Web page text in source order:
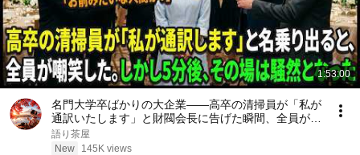
1:53:00
名門大学卒ばかりの大企業――高卒の清掃員が「私が
通訳いたします」と財閥会長に告げた瞬間、全員が嘲
笑した。しかし5分後、その場は静まり返った。#動
エピソード#老後の物語 #家族の物語
語り茶屋
New
145K views